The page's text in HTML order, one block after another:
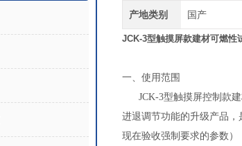
产地类别 国产
JCK-3型触摸屏款建材可燃性
一、使用范围
JCK-3型触摸屏控制款建
进退调节功能的升级产品，
现在验收强制要求的参数）